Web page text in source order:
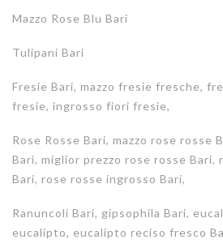
Mazzo Rose Blu Bari
Tulipani Bari
Fresie Bari, mazzo fresie fresche,
fresie, ingrosso fiori fresie,
Rose Rosse Bari, mazzo rose rosse
Bari, miglior prezzo rose rosse Bari,
Bari, rose rosse ingrosso Bari,
Ranuncoli Bari, gipsophila Bari,
eucalipto, eucalipto reciso fresco